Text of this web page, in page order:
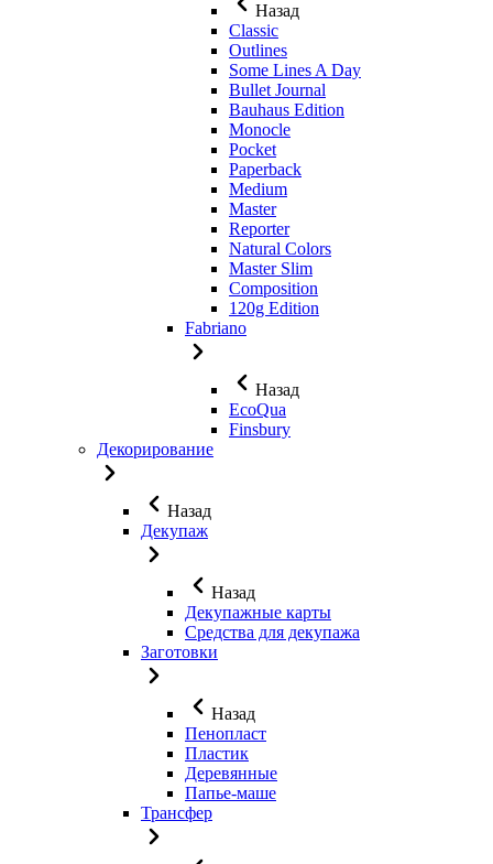
Назад
Classic
Outlines
Some Lines A Day
Bullet Journal
Bauhaus Edition
Monocle
Pocket
Paperback
Medium
Master
Reporter
Natural Colors
Master Slim
Composition
120g Edition
Fabriano
Назад
EcoQua
Finsbury
Декорирование
Назад
Декупаж
Назад
Декупажные карты
Средства для декупажа
Заготовки
Назад
Пенопласт
Пластик
Деревянные
Папье-маше
Трансфер